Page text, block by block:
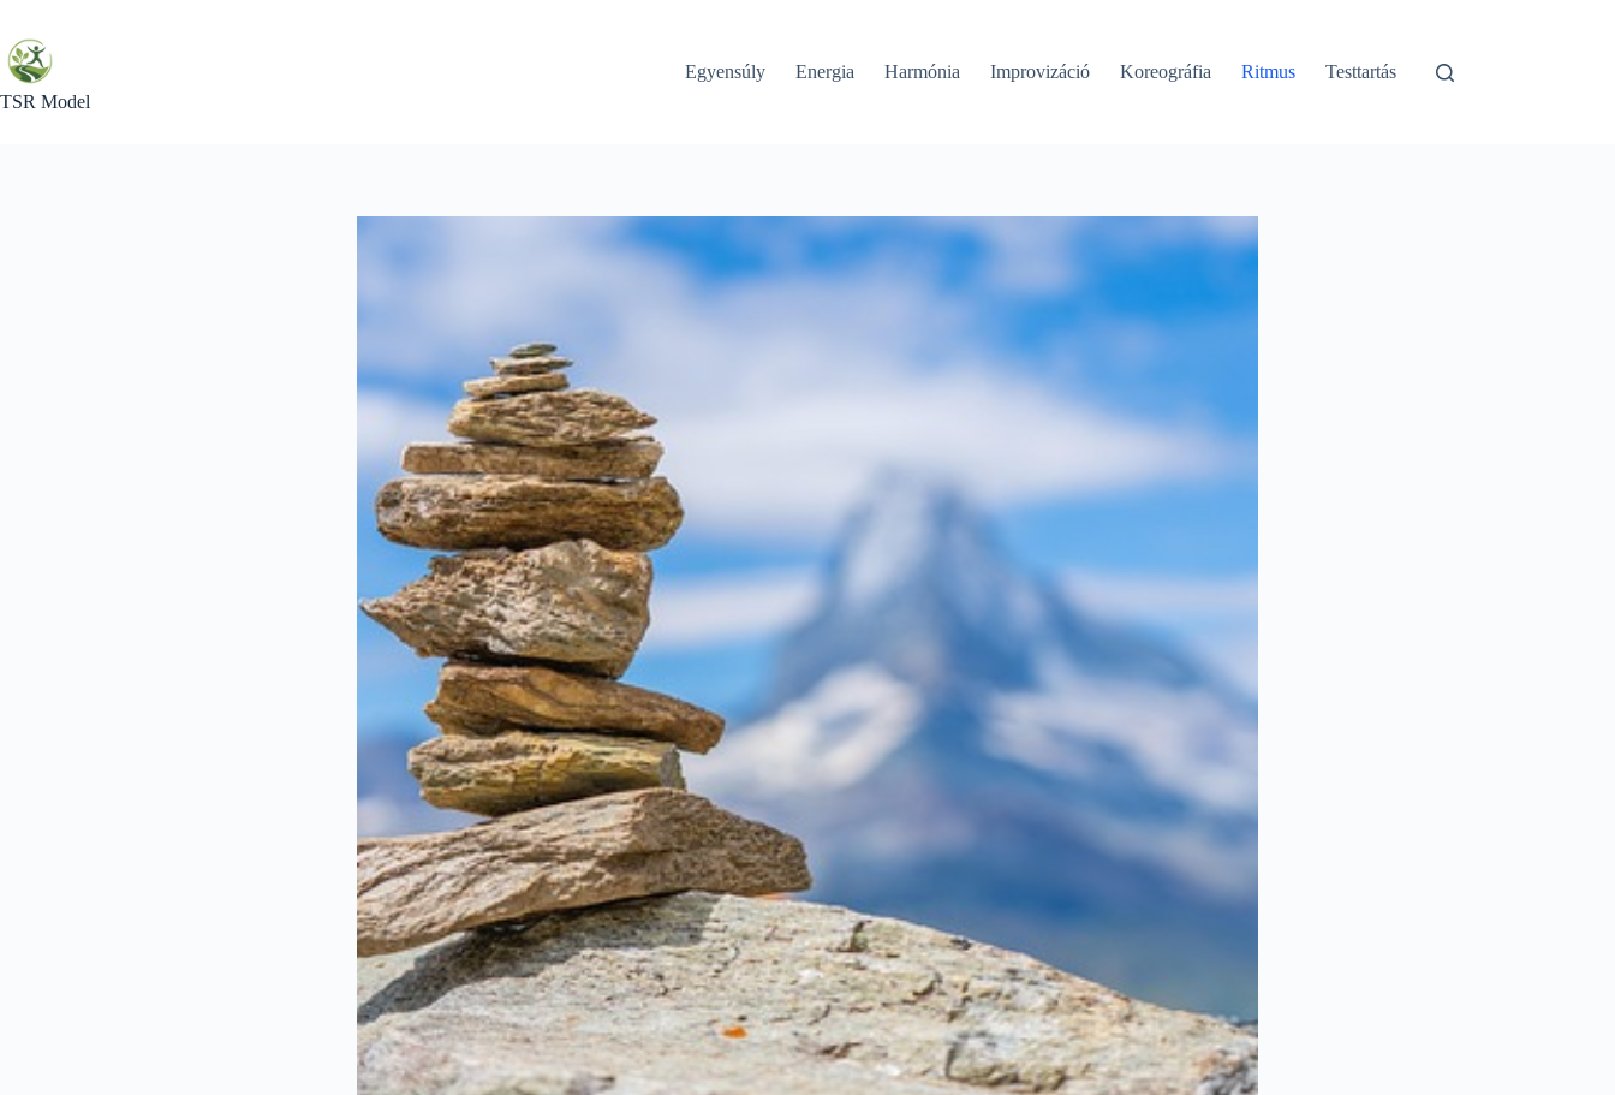
content
TSR Model
Egyensúly Energia Harmónia Improvizáció Koreográfia Ritmus Testtartás